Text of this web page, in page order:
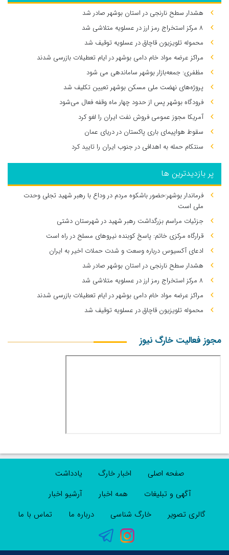
هشدار سطح نارنجی در استان بوشهر صادر شد
۸ مرکز استخراج رمز ارز در عسلویه متلاشی شد
محموله تلویزیون قاچاق در عسلویه توقیف شد
مراکز عرضه مواد خام دامی بوشهر در ایام تعطیلات بازرسی شدند
مظفری: جمعه‌بازار بوشهر ساماندهی می‌ شود
پروژه‌های نهضت ملی مسکن بوشهر تعیین تکلیف شد
فرودگاه بوشهر پس از حدود چهار ماه وقفه فعال می‌شود
آمریکا مجوز عمومی فروش نفت ایران را لغو کرد
سقوط هواپیمای باری پاکستان در دریای عمان
سنتکام حمله به اهدافی در جنوب ایران را تایید کرد
پر بازدیدترین ها
فرماندار بوشهر:حضور باشکوه مردم در وداع با رهبر شهید تجلی وحدت
ملی است
جزئیات مراسم بزرگداشت رهبر شهید در شهرستان دشتی
قرارگاه مرکزی خاتم: پاسخ کوبنده نیروهای مسلح در راه است
ادعای آکسیوس درباره وسعت و شدت حملات اخیر به ایران
هشدار سطح نارنجی در استان بوشهر صادر شد
۸ مرکز استخراج رمز ارز در عسلویه متلاشی شد
مراکز عرضه مواد خام دامی بوشهر در ایام تعطیلات بازرسی شدند
محموله تلویزیون قاچاق در عسلویه توقیف شد
مجوز فعالیت خارگ نیوز
صفحه اصلی اخبار خارگ
یادداشت
آگهی و تبلیغات
همه اخبار
آرشیو اخبار
گالری تصویر
خارگ شناسی درباره ما تماس با ما